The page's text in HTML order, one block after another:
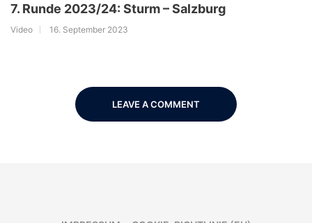
7. Runde 2023/24: Sturm – Salzburg
Video 16. September 2023
LEAVE A COMMENT